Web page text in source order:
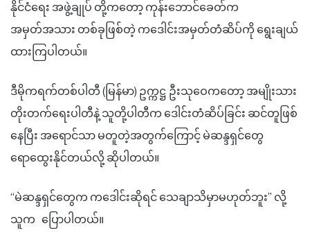
နိုင်ငံရေး အဖွဲ့ချုပ် တို့ကတော့ ကုန်းဘောင်ခေတ်က
အမှတ်အသား တစ်ခုဖြစ်တဲ့ ကဒေါင်းအမှတ်တံဆိပ်ကို ရွေးချယ်
ထားကြပါတယ်။
ဒီမိုကရက်တစ်ပါတီ (မြန်မာ) ဥက္ကဋ္ဌ ဦးသုဝေကတော့ အမျိုးသား
တိုးတက်ရေးပါတီနဲ့ သူတို့ပါတီက ဒေါင်းတံဆိပ်ခြင်း ဆင်တူဖြစ်
နေပြီး အရောင်သာ မတူတဲ့အတွက်ကြောင့် မဲဆန္ဒရှင်တွေ
ရောထွေးနိုင်တယ်လို့ ဆိုပါတယ်။
“မဲဆန္ဒရှင်တွေက ကဒေါင်းဆိုရင် သေချာသိမှာမဟုတ်ဘူး” လို့
သူက ပြောပါတယ်။